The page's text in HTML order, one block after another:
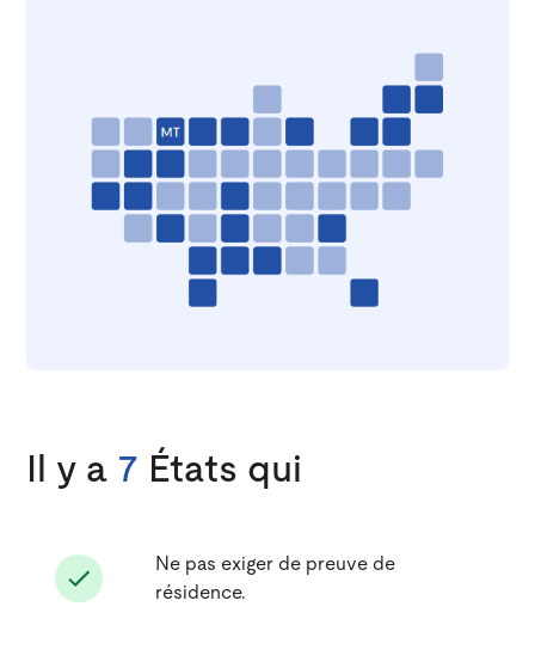
Il y a 7 États qui
Ne pas exiger de preuve de
résidence.